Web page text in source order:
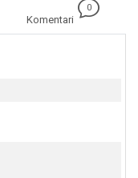
Komentari
0